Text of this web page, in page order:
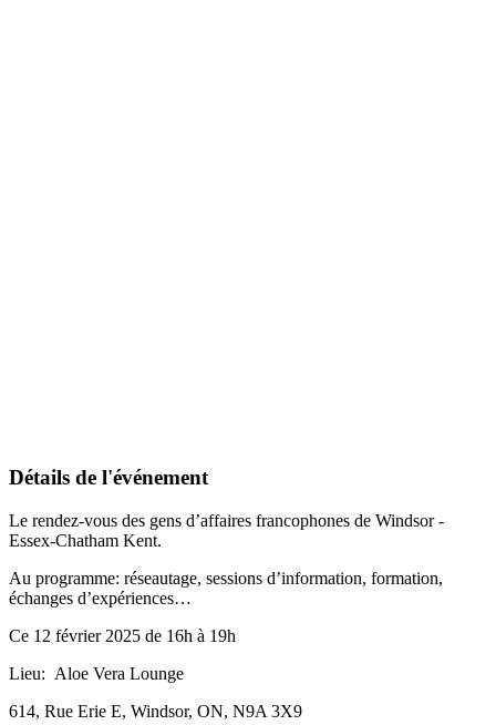
Détails de l'événement
Le rendez-vous des gens d’affaires francophones de Windsor -
Essex-Chatham Kent.
Au programme: réseautage, sessions d’information, formation,
échanges d’expériences…
Ce 12 février 2025 de 16h à 19h
Lieu: Aloe Vera Lounge
614, Rue Erie E, Windsor, ON, N9A 3X9